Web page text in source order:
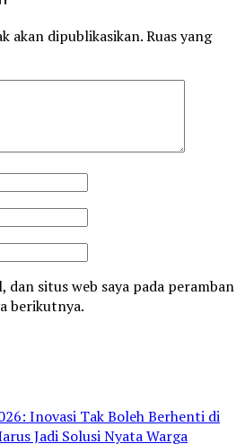
akan dipublikasikan.Ruas yang
dan situs web saya pada peramban
berikutnya.